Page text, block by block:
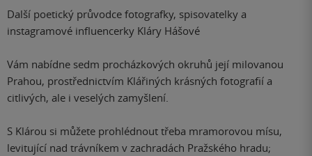
Další poetický průvodce fotografky, spisovatelky a
instagramové influencerky Kláry Hášové
Vám nabídne sedm procházkových okruhů její milovanou
Prahou, prostřednictvím Klářiných krásných fotografií a
citlivých, ale i veselých zamyšlení.
S Klárou si můžete prohlédnout třeba mramorovou mísu,
levitující nad trávníkem v zachradách Pražského hradu;